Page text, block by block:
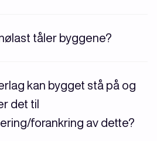
tåler byggene?
kan bygget stå på og
det til
forankring av dette?